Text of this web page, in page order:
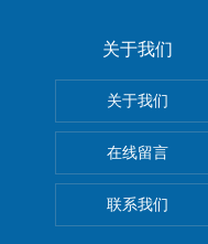
关于我们
关于我们
在线留言
联系我们